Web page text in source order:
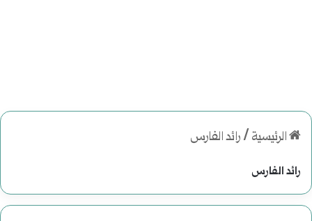
الرئيسية /رائد الفارس
رائد الفارس